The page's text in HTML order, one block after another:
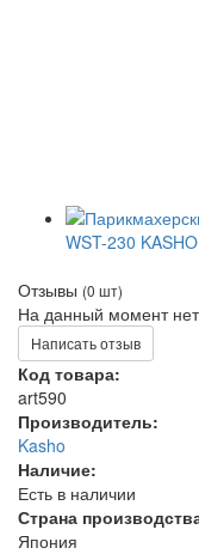
Отзывы (0 шт)
На данный момент
Написать отзыв
Код товара:
art590
Производитель:
Kasho
Наличие:
Есть в наличии
Страна
Япония